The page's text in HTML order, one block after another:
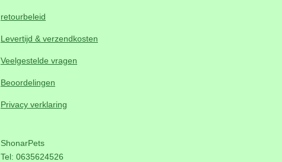
retourbeleid
Levertijd & verzendkosten
Veelgestelde vragen
Beoordelingen
Privacy verklaring
ShonarPets
Tel: 0635624526